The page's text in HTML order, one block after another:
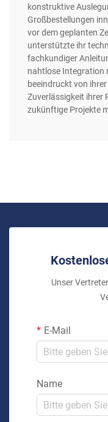
konstruktive
Großbestellungen
vor dem geplanten
unterstützte ihr
fachkundiger
nahtlose Integration
beeindruckt von
Zuverlässigkeit ihrer
zukünftige Projekte
Unser
E-Mail
Name